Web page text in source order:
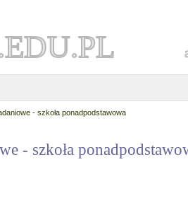
- szkoła ponadpodstawowa
- szkoła